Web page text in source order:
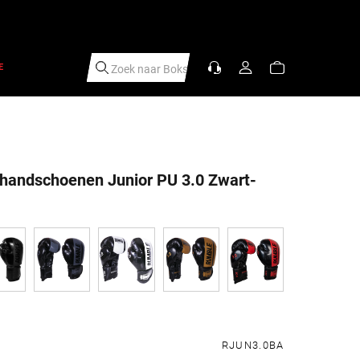
Zoek naar Sc|
Junior PU 3.0 Zwart-
RJUN3.0BA